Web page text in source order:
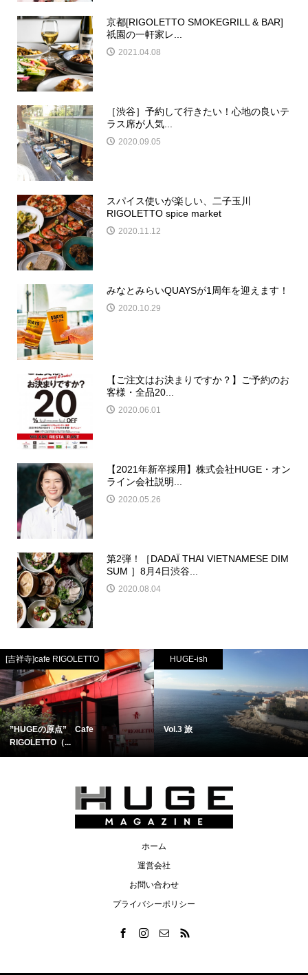
京都[RIGOLETTO SMOKEGRILL & BAR]
祇園の一軒家レ...
2021.04.08
［渋谷］予約して行きたい！心地の良いテ
ラス席が人気...
2020.09.05
スパイス使いが楽しい、二子玉川
RIGOLETTO spice market
2020.11.12
みなとみらいQUAYSが1周年を迎えます！
2020.10.29
【ご注文はお決まりですか？】ご予約のお
客様・全品20...
2020.06.01
【2021年新卒採用】株式会社HUGE・オン
ライン会社説明...
2020.05.26
第2弾！［DADAÏ THAI VIETNAMESE DIM
SUM ］8月4日渋谷...
2020.08.04
[吉祥寺]cafe RIGOLETTO
”HUGEの原点” Cafe
RIGOLETTO（...
HUGE-ish
Vol.3 旅
ホーム
運営会社
お問い合わせ
プライバシーポリシー